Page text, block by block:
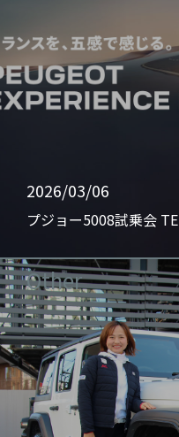
2026/03/06
プジョー5008試乗会
Other